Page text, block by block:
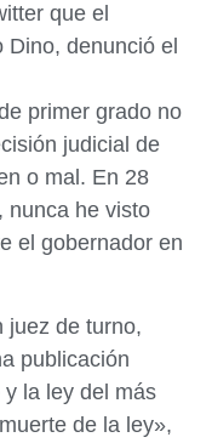
que el
denunció el
primer grado no
judicial de
o mal. En 28
nunca he visto
el gobernador en
juez de turno,
publicación
la ley del más
de la ley»,